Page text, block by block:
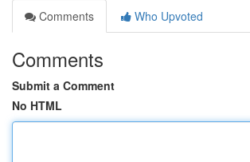
Comments
Who Upvoted
Comments
Submit a Comment
No HTML